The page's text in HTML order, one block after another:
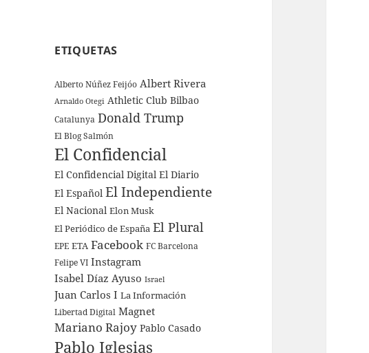
ETIQUETAS
Alberto Núñez Feijóo Albert Rivera
Arnaldo Otegi Athletic Club Bilbao
Catalunya Donald Trump
El Blog Salmón
El Confidencial
El Confidencial Digital El Diario
El Español El Independiente
El Nacional Elon Musk
El Periódico de España El Plural
EPE ETA Facebook FC Barcelona
Felipe VI Instagram
Isabel Díaz Ayuso Israel
Juan Carlos I La Información
Libertad Digital Magnet
Mariano Rajoy Pablo Casado
Pablo Iglesias